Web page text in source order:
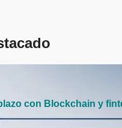
con Blockchain y